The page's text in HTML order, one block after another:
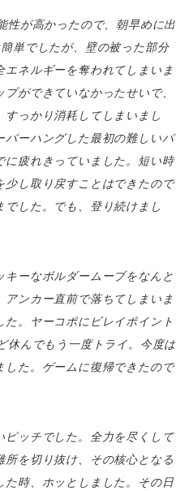
性が高かったので、朝早めに出
単でしたが、壁の被った部分
ネルギーを奪われてしまいま
ができていなかったせいで、
っかり消耗してしまいまし
バーハングした最初の難しいパ
に疲れきっていました。短い時
し取り戻すことはできたので
した。でも、登り続けまし
ーなボルダームーブをなんと
ンカー直前で落ちてしまいま
。ヤーコポにビレイポイント
休んでもう一度トライ。今度は
した。ゲームに復帰できたので
ピッチでした。全力を尽くして
を切り抜け、その核心となる
た時、ホッとしました。その日